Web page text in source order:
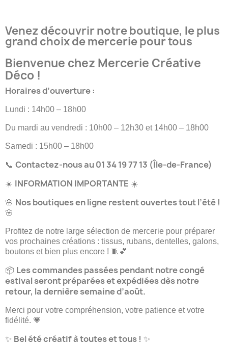
Venez découvrir notre boutique, le plus
grand choix de mercerie pour tous
Bienvenue chez Mercerie Créative
Déco !
Horaires d’ouverture :
Lundi : 14h00 – 18h00
Du mardi au vendredi : 10h00 – 12h30 et 14h00 – 18h00
Samedi : 15h00 – 18h00
📞 Contactez-nous au 01 34 19 77 13 (Île-de-France)
☀️ INFORMATION IMPORTANTE ☀️
🌸 Nos boutiques en ligne restent ouvertes tout l’été !
🌸
Profitez de notre large sélection de mercerie pour préparer
vos prochaines créations : tissus, rubans, dentelles, galons,
boutons et bien plus encore ! 🧵💕
📦 Les commandes passées pendant notre congé
estival seront préparées et expédiées dès notre
retour, la dernière semaine d’août.
Merci pour votre compréhension, votre patience et votre
fidélité. 💗
✨ Bel été créatif à toutes et tous ! ✨